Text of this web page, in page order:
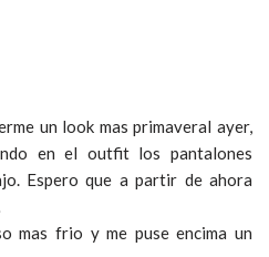
un look mas primaveral ayer,
en el outfit los pantalones
Espero que a partir de ahora
mas frio y me puse encima un